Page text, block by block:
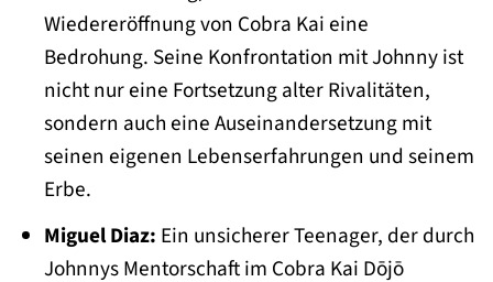
Wiedereröffnung von Cobra Kai eine
Bedrohung. Seine Konfrontation mit Johnny ist
nicht nur eine Fortsetzung alter Rivalitäten,
sondern auch eine Auseinandersetzung mit
seinen eigenen Lebenserfahrungen und seinem
Erbe.
Miguel Diaz: Ein unsicherer Teenager, der durch
Johnnys Mentorschaft im Cobra Kai Dōjō